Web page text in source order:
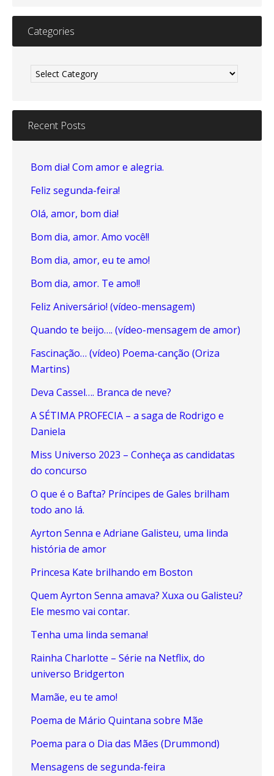
Categories
Recent Posts
Bom dia! Com amor e alegria.
Feliz segunda-feira!
Olá, amor, bom dia!
Bom dia, amor. Amo você!!
Bom dia, amor, eu te amo!
Bom dia, amor. Te amo!!
Feliz Aniversário! (vídeo-mensagem)
Quando te beijo…. (vídeo-mensagem de amor)
Fascinação… (vídeo) Poema-canção (Oriza
Martins)
Deva Cassel…. Branca de neve?
A SÉTIMA PROFECIA – a saga de Rodrigo e
Daniela
Miss Universo 2023 – Conheça as candidatas
do concurso
O que é o Bafta? Príncipes de Gales brilham
todo ano lá.
Ayrton Senna e Adriane Galisteu, uma linda
história de amor
Princesa Kate brilhando em Boston
Quem Ayrton Senna amava? Xuxa ou Galisteu?
Ele mesmo vai contar.
Tenha uma linda semana!
Rainha Charlotte – Série na Netflix, do
universo Bridgerton
Mamãe, eu te amo!
Poema de Mário Quintana sobre Mãe
Poema para o Dia das Mães (Drummond)
Mensagens de segunda-feira